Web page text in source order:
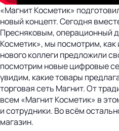
«Магнит Косметик»
новый концепт. Сегодня
Пресняковым, операционный
Косметик», мы посмотрим, как
нового коллеги предложили
посмотрим новые цифровые
увидим, какие товары
торговая сеть Магнит. От
всем «Магнит Косметик» в
и сотрудники. Во всём
магазин.